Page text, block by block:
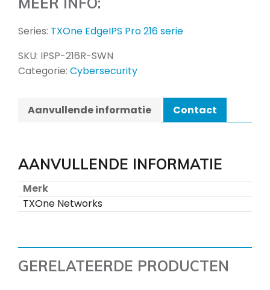
Series: TXOne EdgeIPS Pro 216 serie
SKU: IPSP-216R-SWN
Categorie: Cybersecurity
Aanvullende informatie Contact
AANVULLENDE INFORMATIE
Merk
TXOne Networks
GERELATEERDE PRODUCTEN